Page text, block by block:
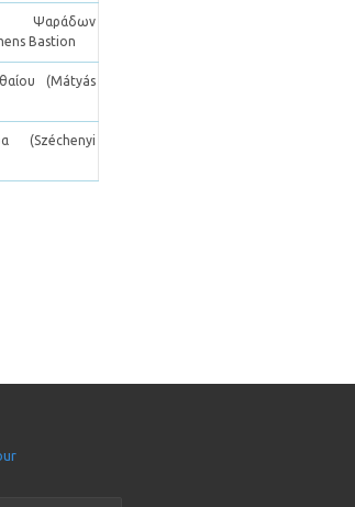
Ψαράδων
Bastion
(Mátyás
(Széchenyi